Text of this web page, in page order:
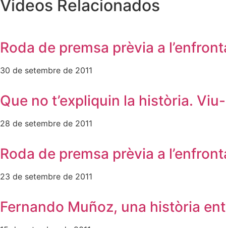
Videos Relacionados
Roda de premsa prèvia a
30 de setembre de 2011
Que no t’expliquin la història.
28 de setembre de 2011
Roda de premsa prèvia a
23 de setembre de 2011
Fernando Muñoz, una història